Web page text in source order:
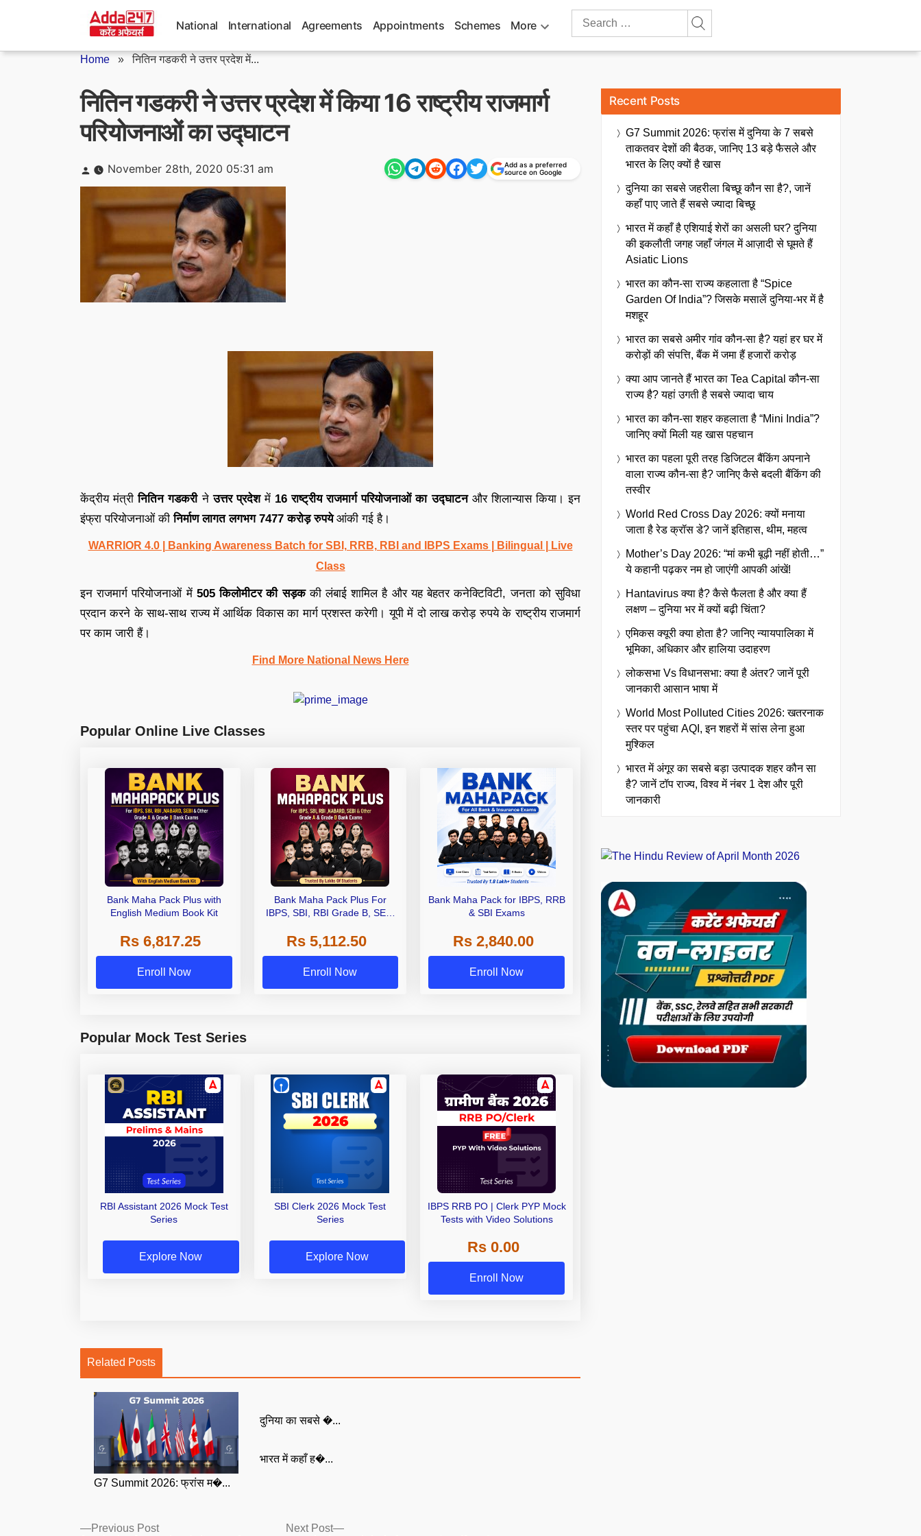
National International Agreements Appointments Schemes More
Search
Home »नितिन गडकरी ने उत्तर प्रदेश में...
नितिन गडकरी ने उत्तर प्रदेश में किया 16 राष्ट्रीय राजमार्ग
परियोजनाओं का उद्घाटन
Posted
by
November 28th, 2020 05:31 am
Add as a preferred
source on Google
केंद्रीय मंत्रीनितिन गडकरीनेउत्तर प्रदेशमें16 राष्ट्रीय राजमार्ग परियोजनाओं का उद्घाटनऔर शिलान्यास किया। इन
इंफ्रा परियोजनाओं की निर्माण लागत लगभग 7477 करोड़ रुपयेआंकी गई है।
WARRIOR 4.0 | Banking Awareness Batch for SBI, RRB, RBI and IBPS Exams | Bilingual | Live
Class
इन राजमार्ग परियोजनाओं में 505 किलोमीटर की सड़ककी लंबाई शामिल है और यह बेहतर कनेक्टिविटी, जनता को सुविधा
प्रदान करने के साथ-साथ राज्य में आर्थिक विकास का मार्ग प्रशस्त करेगी। यूपी में दो लाख करोड़ रुपये के राष्ट्रीय राजमार्ग
पर काम जारी हैं।
Find More National News Here
Popular Online Live Classes
Bank Maha Pack Plus with
English Medium Book Kit
Rs 6,817.25
Enroll Now
Bank Maha Pack Plus For
IBPS, SBI, RBI Grade B, SEBI
Other Grade A & Grade B Bank
Exams
Rs 5,112.50
Enroll Now
Bank Maha Pack for IBPS, RRB
& SBI Exams
Rs 2,840.00
Enroll Now
Popular Mock Test Series
RBI Assistant 2026 Mock Test
Series
Explore Now
SBI Clerk 2026 Mock Test
Series
Explore Now
IBPS RRB PO | Clerk PYP Mock
Tests with Video Solutions
Rs 0.00
Enroll Now
Related Posts
G7 Summit 2026: फ्रांस म�...
दुनिया का सबसे �...
भारत में कहाँ ह�...
Posts
Previous PostPrevious
Next Post
Next
Recent Posts
G7 Summit 2026: फ्रांस में दुनिया के 7 सबसे
ताकतवर देशों की बैठक, जानिए 13 बड़े फैसले और
भारत के लिए क्यों है खास
दुनिया का सबसे जहरीला बिच्छू कौन सा है?, जानें
कहाँ पाए जाते हैं सबसे ज्यादा बिच्छू
भारत में कहाँ है एशियाई शेरों का असली घर? दुनिया
की इकलौती जगह जहाँ जंगल में आज़ादी से घूमते हैं
Asiatic Lions
भारत का कौन-सा राज्य कहलाता है “Spice
Garden Of India”? जिसके मसालें दुनिया-भर में है
मशहूर
भारत का सबसे अमीर गांव कौन-सा है? यहां हर घर में
करोड़ों की संपत्ति, बैंक में जमा हैं हजारों करोड़
क्या आप जानते हैं भारत का Tea Capital कौन-सा
राज्य है? यहां उगती है सबसे ज्यादा चाय
भारत का कौन-सा शहर कहलाता है “Mini India”?
जानिए क्यों मिली यह खास पहचान
भारत का पहला पूरी तरह डिजिटल बैंकिंग अपनाने
वाला राज्य कौन-सा है? जानिए कैसे बदली बैंकिंग की
तस्वीर
World Red Cross Day 2026: क्यों मनाया
जाता है रेड क्रॉस डे? जानें इतिहास, थीम, महत्व
Mother’s Day 2026: “मां कभी बूढ़ी नहीं होती…”
ये कहानी पढ़कर नम हो जाएंगी आपकी आंखें!
Hantavirus क्या है? कैसे फैलता है और क्या हैं
लक्षण – दुनिया भर में क्यों बढ़ी चिंता?
एमिकस क्यूरी क्या होता है? जानिए न्यायपालिका में
भूमिका, अधिकार और हालिया उदाहरण
लोकसभा Vs विधानसभा: क्या है अंतर? जानें पूरी
जानकारी आसान भाषा में
World Most Polluted Cities 2026: खतरनाक
स्तर पर पहुंचा AQI, इन शहरों में सांस लेना हुआ
मुश्किल
भारत में अंगूर का सबसे बड़ा उत्पादक शहर कौन सा
है? जानें टॉप राज्य, विश्व में नंबर 1 देश और पूरी
जानकारी